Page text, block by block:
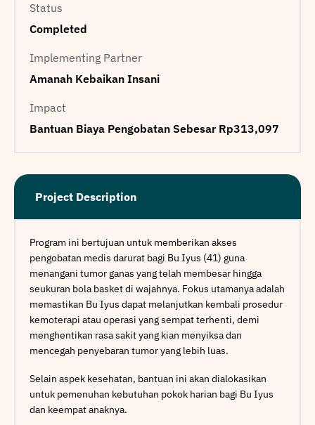
Status
Completed
Implementing Partner
Amanah Kebaikan Insani
Impact
Bantuan Biaya Pengobatan Sebesar Rp313,097
Project Description
Program ini bertujuan untuk memberikan akses
pengobatan medis darurat bagi Bu Iyus (41) guna
menangani tumor ganas yang telah membesar hingga
seukuran bola basket di wajahnya. Fokus utamanya adalah
memastikan Bu Iyus dapat melanjutkan kembali prosedur
kemoterapi atau operasi yang sempat terhenti, demi
menghentikan rasa sakit yang kian menyiksa dan
mencegah penyebaran tumor yang lebih luas.
Selain aspek kesehatan, bantuan ini akan dialokasikan
untuk pemenuhan kebutuhan pokok harian bagi Bu Iyus
dan keempat anaknya.